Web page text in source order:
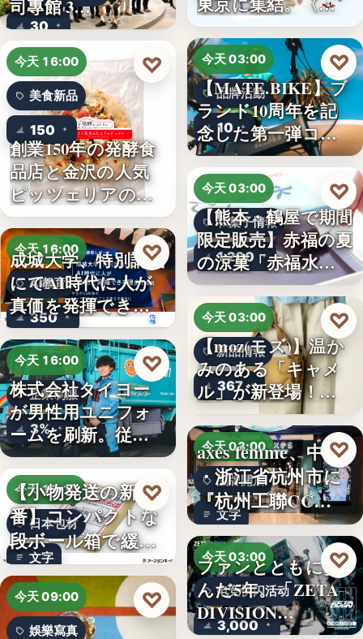
30
司專館 3…
今天 16:00
美食新品
150
創業150年の発酵食
品店と金沢の人気
ピッツェリアのコ
ラボ…
♡
今天 16:00
AI教育
350
成城大学、特別講義
にてAI時代に人が
真価を発揮できる
理由…
♡
今天 16:00
企業制服
3%
株式会社タイヨー
が男性用ユニフォ
ームを刷新。従来
の男女兼…
♡
今天 15:10
日本包材
文字
【小物発送の新定
番】コンパクトな
段ボール箱で緩衝
材の節約…
♡
今天 09:00
娛樂寫真
♡
今天 03:00
品牌活動
10
【MATE.BIKE】ブ
ランド10周年を記
念した第一弾コ…
♡
今天 03:00
和菓子情報
1,200
【熊本・鶴屋で期間
限定販売】赤福の夏
の涼菓「赤福水よ
うか…
♡
今天 03:00
新品情報
367
【moz(モズ)】温か
みのある「キャメ
ル」が新登場！毎
♡
今天 03:00
品牌開店
文字
axes femme、中国
・浙江省杭州市に
『杭州工聯CC…
♡
今天 03:00
电竞快闪活动
3,000
ファンとともに歩
んだ5年。「ZETA
DIVISION…
♡